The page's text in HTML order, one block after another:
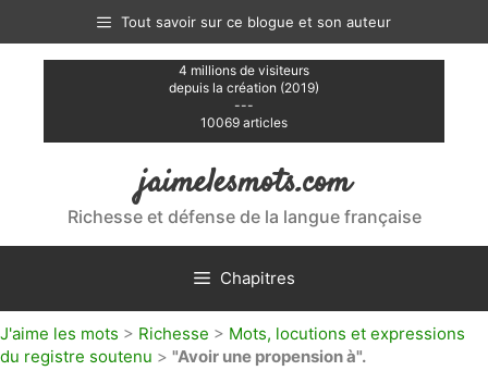
contenu
Tout savoir sur ce blogue et son auteur
4 millions de visiteurs
depuis la création (2019)
---
10069 articles
jaimelesmots.com
Richesse et défense de la langue française
Chapitres
J'aime les mots > Richesse > Mots, locutions et expressions
du registre soutenu > "Avoir une propension à".